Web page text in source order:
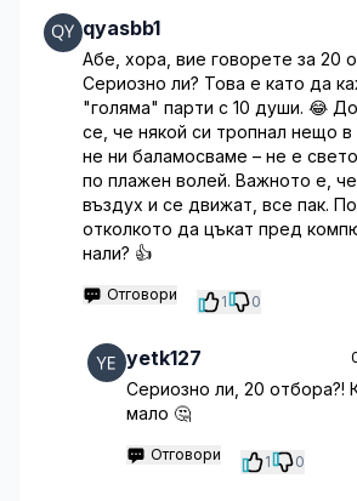
qyasbb1
Абе, хора, вие говорете за 20
Сериозно ли? Това е като да
"голяма" парти с 10 души. 😂
се, че някой си тропнал нещо в
не ни баламосваме – не е
по плажен волей. Важното е,
въздух и се движат, все пак.
отколкото да цъкат пред
нали? 👍
Отговори 1 0
yetk127
Сериозно ли, 20 отбора?!
мало 🤔
Отговори 1 0